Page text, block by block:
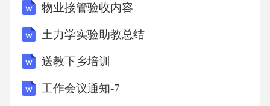
累积输出概要tab_
表格1.3.
Quantum处理数据步骤Quantum程序分为两个部
物业接管验收内容
土力学实验助教总结
送教下乡培训
工作会议通知-7